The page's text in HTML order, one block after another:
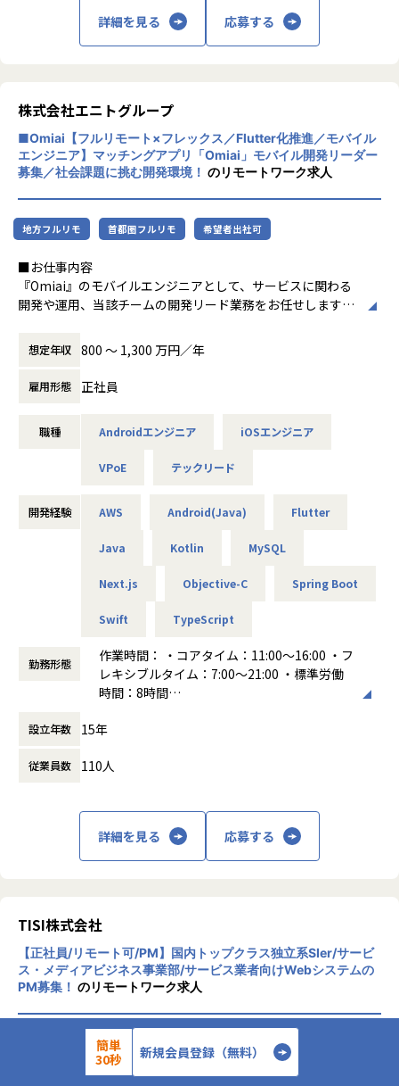
・プロセス分析に基づいた開発ボトルネックの可視化と改善
・CI/CD、リリース管理、レビュー体制の再設計と自動化
4．生成 AI を活用した生産性向上
・Copilot や Cursor 等の導入・活用支援とベストプラクテ
ィスの定着
・テスト生成・リファクタ提案・PR レビュー自動化など AI
活用領域の拡張
・開発フローの再設計を通じた AI との協働体制の確立
5．チーム技術リードと組織的支援
シリテーション
・拡張性・保守性を備えたコード設計の指針策定と導入
・チーム内育成、ナレッジ共有、技術文化の醸成
本ポジションでは、グロース施策、開発基盤の改善、生成AI
サーバーサイドから技術的に事業成長を支えていただきま
す。
すべてのテーマに精通している必要はありません。現在のご
×戦略×実行力」で事業を加速させていく、
■ポジションの魅力
・1000万ユーザー規模のスケール設計：月間CDNトラフィッ
ク180TB級の高トラフィックサービスの基盤設計・改善を担
スケーラビリティと安定性の両立を追求できます。
・リアーキテクト推進の実績：2023年秋〜2024年秋で大規
模リアーキテクトを実施し、
レガシー返済・性能改善・開発効率向上を実現。今後も継続
成長フェーズで、経営と近い距離感で意思決定に関われま
・施策と技術の接点で価値発揮：KPI背景を理解し、ユーザ
・ライフイベントに寄り添う社会貢献性：結婚・家族形成の
きっかけとなるサービスを支える、意義ある開発環境です。
（魅力情報まとめ）https://enito.notion.site/Omiai-1f459
恋愛における価値観を追求し、最適な縁を提供するミッショ
詳細を見る 応募する
株式会社エニトグループ
■Omiai【フルリモート×フレックス／Flutter化推進／モバイル
エンジニア】マッチングアプリ「Omiai」モバイル開発リーダー
募集／社会課題に挑む開発環境！ のリモートワーク求人
地方フルリモ 首都圏フルリモ 希望者出社可
■お仕事内容
『Omiai』のモバイルエンジニアとして、サービスに関わる
開発や運用、当該チームの開発リード業務をお任せします。
主に、プロダクトのミーティングに参加し、技術者としての
役割を確立し、テックリードよりのポジションとして
最適な技術選定を行い、効率的な開発手法を模索します。
メンバーが具体的な開発に取り組む際には、円滑な進捗をサ
コードレビューを通じてメンバーのスキル向上に寄与してい
り、既存のフロントエンドとのバランスを保ちながら、
新していく計画です。
ードを中心にご対応頂く予定です。
＜具体的な業務イメージ＞
ス作業
・不具合調査、改修、調査など
・SDKやライブラリ、各社ポリシーの更新に伴う対応など
・モバイルチームのマネジメント
上記の開発リードを中心に、Flutter化における実装の合理化
実施いただきたいと考えております。
また、チームマネジメント（他セクションのリーダーとのミ
ーティングやタスク管理を含む）や、チームメンバーとの1o
におけるカジュアル面談や面接対応などもお任せしたいで
■ポジションのポイント
▼仕様づくりなどに早期段階から携われる
要件の策定からエンジニアも参加し、PdM、PjM、エンジニ
ア、QAが一つのチームとなりリリースまで推進します。
早期段階から関われるので、背景や仕様への納得感を持って
想定年収 800 〜 1,300 万円／年
雇用形態 正社員
職種 Androidエンジニア iOSエンジニア
VPoE テックリード
開発経験 AWS Android(Java) Flutter
Java Kotlin MySQL
Next.js Objective-C Spring Boot
Swift TypeScript
勤務形態
作業時間： ・コアタイム：11:00～16:00 ・フ
レキシブルタイム：7:00～21:00 ・標準労働
時間：8時間
時間外労働の有無： 有（月平均11.3時間）
設立年数 15年
従業員数 110人
詳細を見る 応募する
TISI株式会社
【正社員/リモート可/PM】国内トップクラス独立系SIer/サービ
ス・メディアビジネス事業部/サービス業者向けWebシステムの
PM募集！ のリモートワーク求人
簡単
30秒
新規会員登録（無料）